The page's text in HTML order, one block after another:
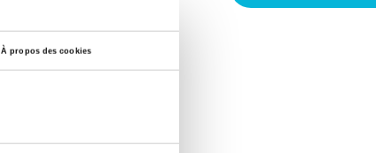
À propos des cookies